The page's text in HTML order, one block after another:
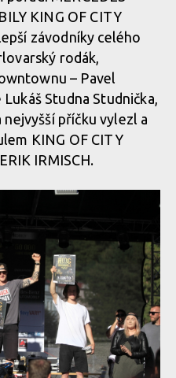
KING OF CITY
závodníky celého
rodák,
– Pavel
Studna Studnička,
příčku vylezl a
KING OF CITY
IRMISCH.